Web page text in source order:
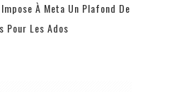
À Meta Un Plafond De
Pour Les Ados